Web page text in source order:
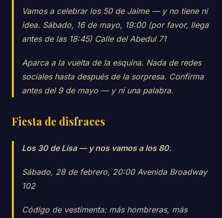
Vamos a celebrar los 50 de Jaime — y no tiene ni
idea. Sábado, 16 de mayo, 19:00 (por favor, llega
antes de las 18:45) Calle del Abedul 71
Aparca a la vuelta de la esquina. Nada de redes
sociales hasta después de la sorpresa. Confirma
antes del 9 de mayo — y ni una palabra.
Fiesta de disfraces
Los 30 de Lisa — y nos vamos a los 80.
Sábado, 28 de febrero, 20:00 Avenida Broadway
102
Código de vestimenta: más hombreras, más